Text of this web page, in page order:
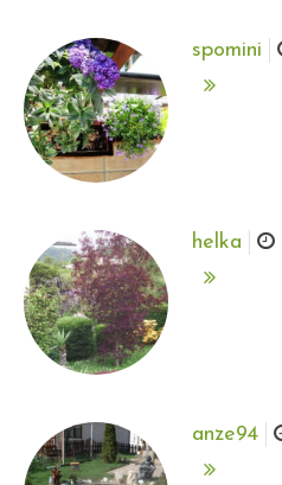
spomini
helka
anze94